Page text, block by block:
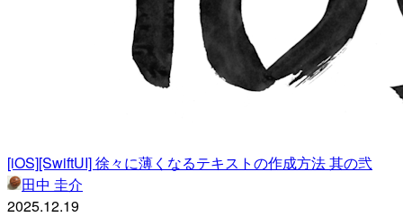
[iOS][SwiftUI] 徐々に薄くなるテキストの作成方法 其の弐
田中 圭介
2025.12.19